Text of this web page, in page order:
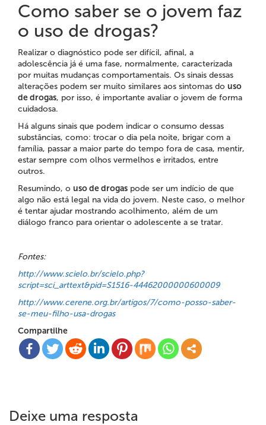
Como saber se o jovem faz
o uso de drogas?
Realizar o diagnóstico pode ser difícil, afinal, a
adolescência já é uma fase, normalmente, caracterizada
por muitas mudanças comportamentais. Os sinais dessas
alterações podem ser muito similares aos sintomas do uso
de drogas, por isso, é importante avaliar o jovem de forma
cuidadosa.
Há alguns sinais que podem indicar o consumo dessas
substâncias, como: trocar o dia pela noite, brigar com a
família, passar a maior parte do tempo fora de casa, mentir,
estar sempre com olhos vermelhos e irritados, entre
outros.
Resumindo, o uso de drogas pode ser um indício de que
algo não está legal na vida do jovem. Neste caso, o melhor
é tentar ajudar mostrando acolhimento, além de um
diálogo franco para orientar o adolescente a se tratar.
Fontes:
http://www.scielo.br/scielo.php?
script=sci_arttext&pid=S1516-44462000000600009
http://www.cerene.org.br/artigos/7/como-posso-saber-
se-meu-filho-usa-drogas
Compartilhe
Deixe uma resposta